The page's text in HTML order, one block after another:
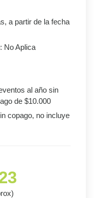
a partir de la fecha
No Aplica
al año sin
de $10.000
copago, no incluye